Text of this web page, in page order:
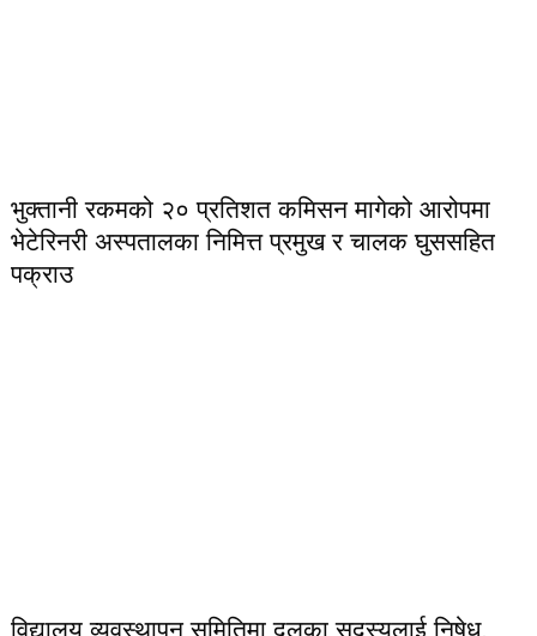
भुक्तानी रकमको २० प्रतिशत कमिसन मागेको आरोपमा
भेटेरिनरी अस्पतालका निमित्त प्रमुख र चालक घुससहित
पक्राउ
विद्यालय व्यवस्थापन समितिमा दलका सदस्यलाई निषेध,